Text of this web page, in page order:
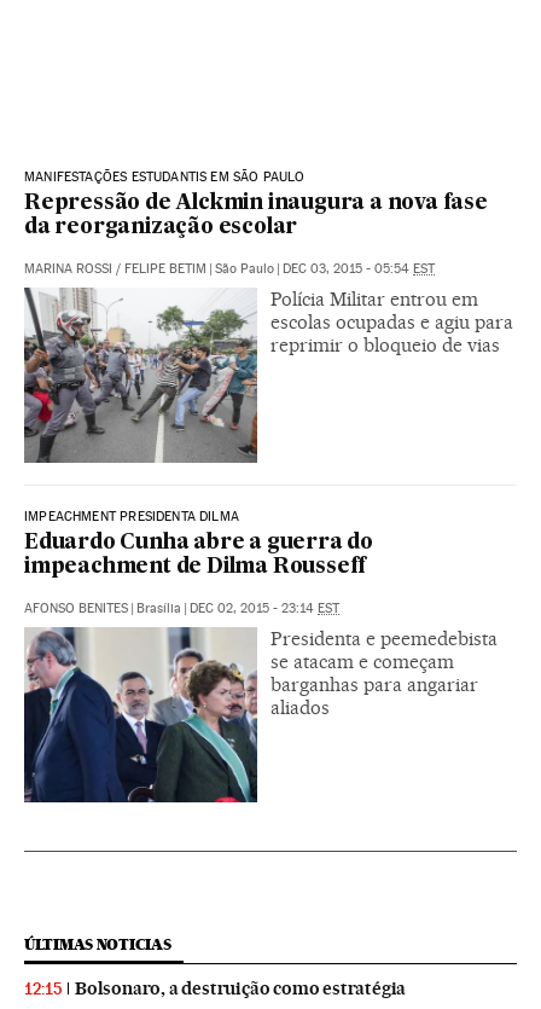
MANIFESTAÇÕES ESTUDANTIS EM SÃO PAULO
Repressão de Alckmin inaugura a nova fase
da reorganização escolar
MARINA ROSSI / FELIPE BETIM | São Paulo | DEC 03, 2015 - 05:54 EST
Polícia Militar entrou em
escolas ocupadas e agiu para
reprimir o bloqueio de vias
IMPEACHMENT PRESIDENTA DILMA
Eduardo Cunha abre a guerra do
impeachment de Dilma Rousseff
AFONSO BENITES | Brasília | DEC 02, 2015 - 23:14 EST
Presidenta e peemedebista
se atacam e começam
barganhas para angariar
aliados
ÚLTIMAS NOTICIAS
12:15 Bolsonaro, a destruição como estratégia